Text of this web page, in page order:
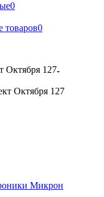
0
товаров0
Октября 127
Октября 127